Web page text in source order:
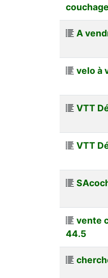
A
velo à
VTT
VTT
vente
44.5